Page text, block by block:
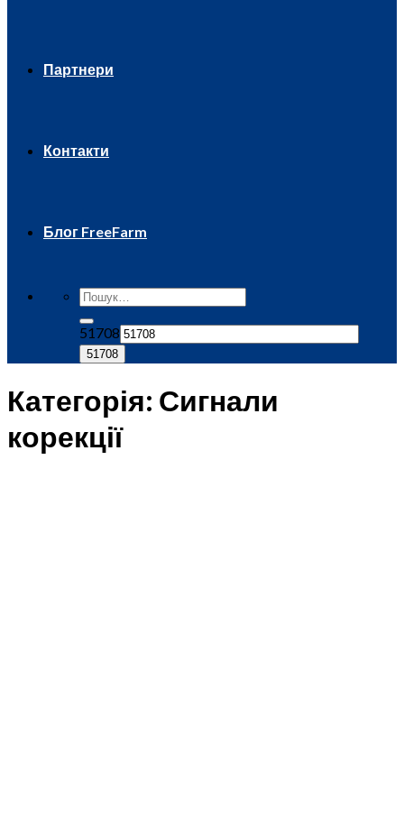
Партнери
Контакти
Блог FreeFarm
51708
Категорія: Сигнали
корекції